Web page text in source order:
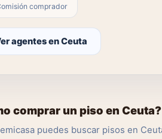
comprador
agentes en Ceuta
comprar un piso en Ceuta?
puedes buscar pisos en